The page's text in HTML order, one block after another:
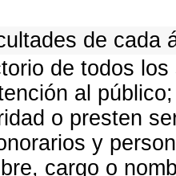
de cada
de todos
al
o presten
y
cargo o